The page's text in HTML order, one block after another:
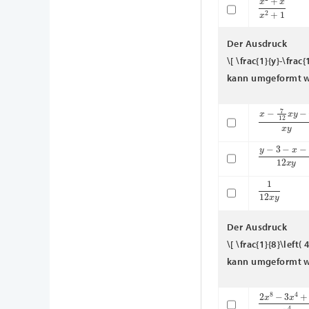
Der Ausdruck
\[ \frac{1}{y}-
kann umgeformt
x−7 12xy−y
y−3 −x− 4 12
12
Der Ausdruck
\[ \frac{1}{8}\left(
kann umgeformt
2x8 −3x4+2